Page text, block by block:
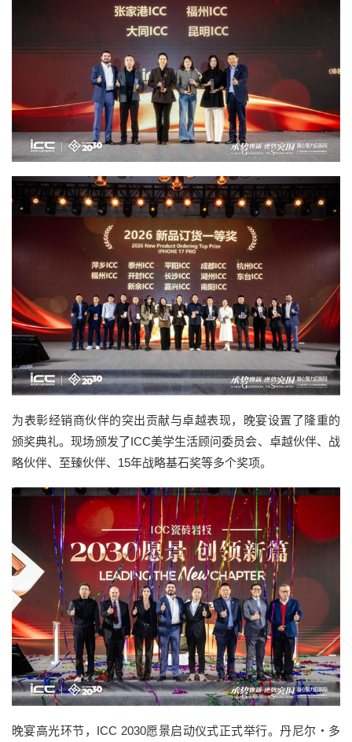
为表彰经销商伙伴的突出贡献与卓越表现，晚宴设置了隆重的
颁奖典礼。现场颁发了ICC美学生活顾问委员会、卓越伙伴、战
略伙伴、至臻伙伴、15年战略基石奖等多个奖项。
晚宴高光环节，ICC 2030愿景启动仪式正式举行。丹尼尔・多